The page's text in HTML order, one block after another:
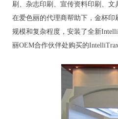
刷、杂志印刷、宣传资料印刷、
在爱色丽的代理商帮助下，金杯印
规模和复杂程度，安装了全新
丽OEM合作伙伴处购买的